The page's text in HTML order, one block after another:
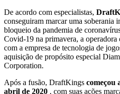
De acordo com especialistas,
conseguiram marcar uma soberania
bloqueio da pandemia de
Covid-19 na primavera, a
com a empresa de tecnologia de
aquisição de propósito especial
Corporation.
Após a fusão, DraftKings começou
abril de 2020 , com suas ações